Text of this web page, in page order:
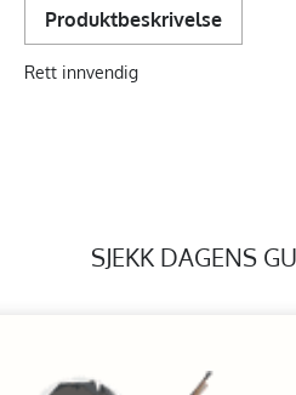
Produktbeskrivelse
Rett innvendig
SJEKK DAGENS